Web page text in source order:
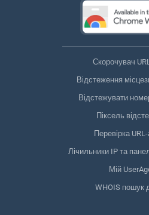
Скорочувач
Відстеження
Відстежувати
Піксель
Перевірка
Лічильники IP та
Мій
WHOIS пошук